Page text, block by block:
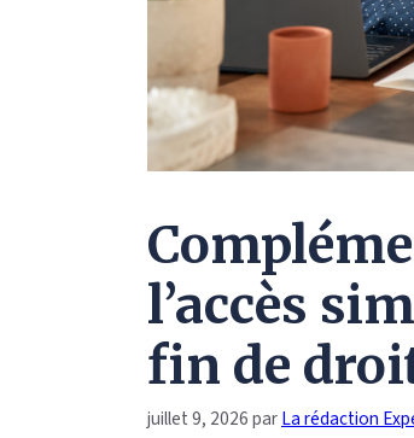
l’accès
fin de
juillet 9, 2026parLa rédaction